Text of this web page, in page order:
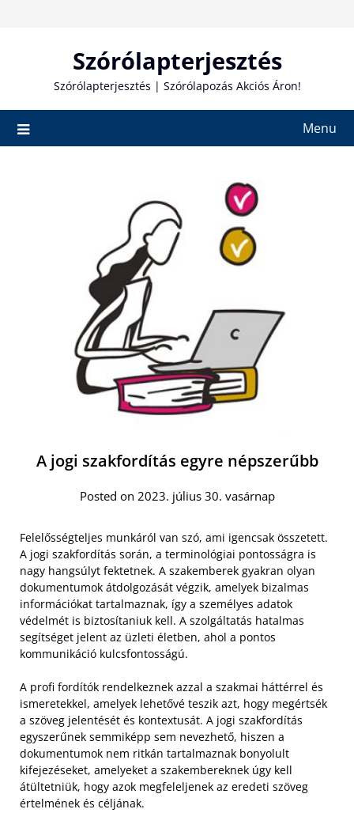
Szórólapterjesztés
Szórólapterjesztés | Szórólapozás Akciós Áron!
Menu
A jogi szakfordítás egyre népszerűbb
Posted on 2023. július 30. vasárnap
Felelősségteljes munkáról van szó, ami igencsak összetett.
A jogi szakfordítás során, a terminológiai pontosságra is
nagy hangsúlyt fektetnek. A szakemberek gyakran olyan
dokumentumok átdolgozását végzik, amelyek bizalmas
információkat tartalmaznak, így a személyes adatok
védelmét is biztosítaniuk kell. A szolgáltatás hatalmas
segítséget jelent az üzleti életben, ahol a pontos
kommunikáció kulcsfontosságú.
A profi fordítók rendelkeznek azzal a szakmai háttérrel és
ismeretekkel, amelyek lehetővé teszik azt, hogy megértsék
a szöveg jelentését és kontextusát. A jogi szakfordítás
egyszerűnek semmiképp sem nevezhető, hiszen a
dokumentumok nem ritkán tartalmaznak bonyolult
kifejezéseket, amelyeket a szakembereknek úgy kell
átültetniük, hogy azok megfeleljenek az eredeti szöveg
értelmének és céljának.